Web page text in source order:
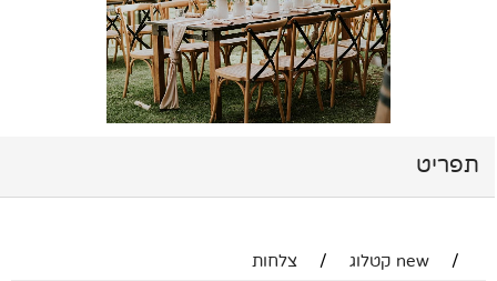
תפריט
/ new קטלוג / צלחות